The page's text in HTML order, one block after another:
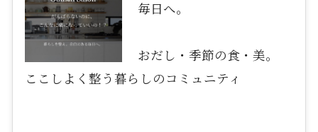
毎日へ。
おだし・季節の食・美。
ここしよく整う暮らしのコミュニティ